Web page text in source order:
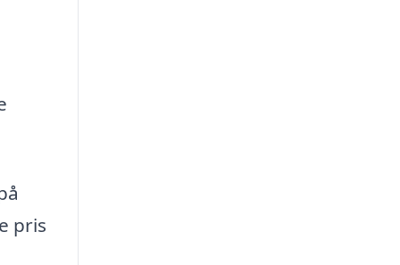
pris